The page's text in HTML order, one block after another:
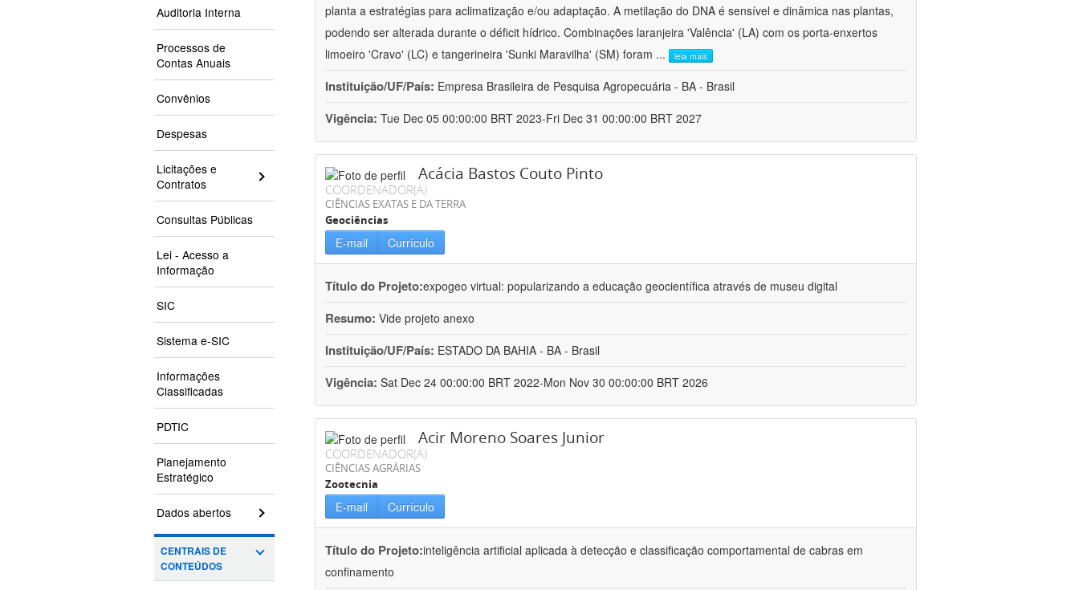
Auditoria Interna
Processos de
Contas Anuais
Convênios
Despesas
Licitações e
Contratos
Consultas Públicas
Lei - Acesso a
Informação
SIC
Sistema e-SIC
Informações
Classificadas
PDTIC
Planejamento
Estratégico
Dados abertos
CENTRAIS DE
CONTEÚDOS
planta a estratégias para aclimatização e/ou adaptação. A metilação do DNA é sensível e dinâmica nas plantas,
podendo ser alterada durante o déficit hídrico. Combinações laranjeira 'Valência' (LA) com os porta-enxertos
limoeiro 'Cravo' (LC) e tangerineira 'Sunki Maravilha' (SM) foram ... leia mais
Instituição/UF/País: Empresa Brasileira de Pesquisa Agropecuária - BA - Brasil
Vigência: Tue Dec 05 00:00:00 BRT 2023-Fri Dec 31 00:00:00 BRT 2027
Acácia Bastos Couto Pinto
COORDENADOR(A)
CIÊNCIAS EXATAS E DA TERRA
Geociências
E-mail Currículo
Título do Projeto:expogeo virtual: popularizando a educação geocientífica através de museu digital
Resumo: Vide projeto anexo
Instituição/UF/País: ESTADO DA BAHIA - BA - Brasil
Vigência: Sat Dec 24 00:00:00 BRT 2022-Mon Nov 30 00:00:00 BRT 2026
Acir Moreno Soares Junior
COORDENADOR(A)
CIÊNCIAS AGRÁRIAS
Zootecnia
E-mail Currículo
Título do Projeto:inteligência artificial aplicada à detecção e classificação comportamental de cabras em
confinamento